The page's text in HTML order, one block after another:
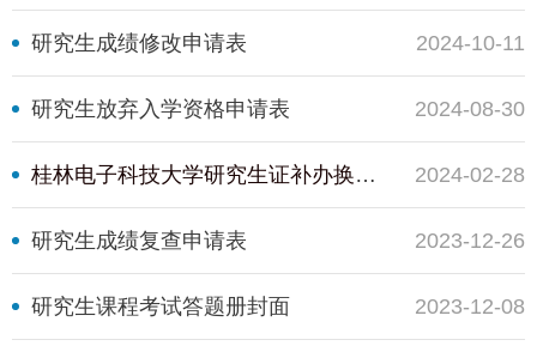
研究生成绩修改申请表 2024-10-11
研究生放弃入学资格申请表 2024-08-30
桂林电子科技大学研究生证补办换发申请表 2024-02-28
研究生成绩复查申请表 2023-12-26
研究生课程考试答题册封面 2023-12-08